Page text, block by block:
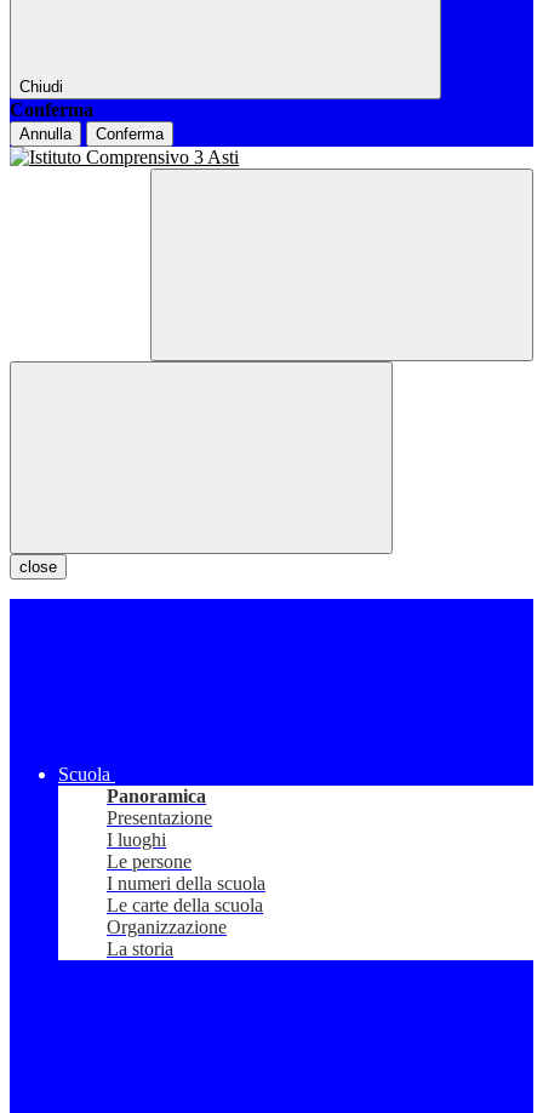
Chiudi
Conferma
Annulla Conferma
close
Scuola
Panoramica
Presentazione
I luoghi
Le persone
I numeri della scuola
Le carte della scuola
Organizzazione
La storia